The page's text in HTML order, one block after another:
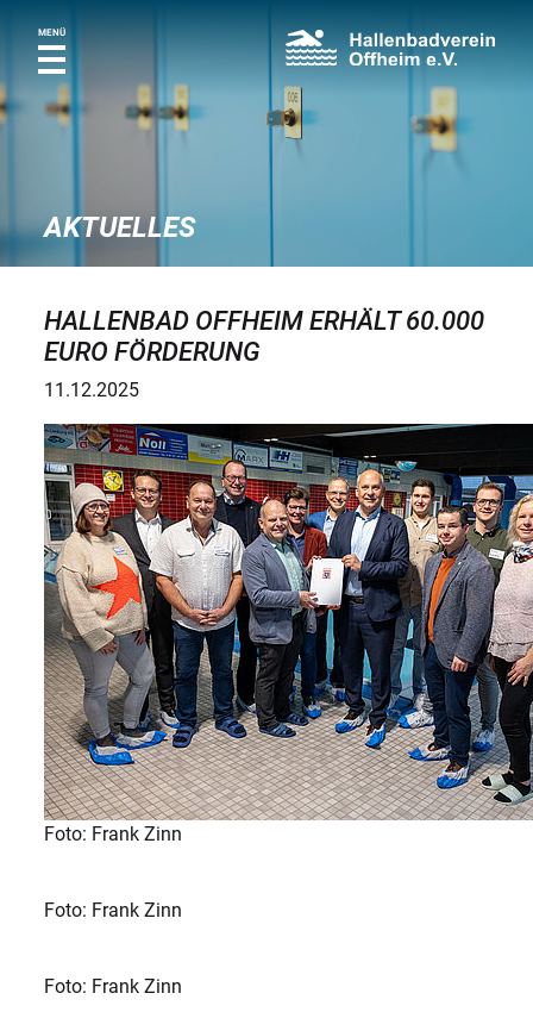
MENÜ
AKTUELLES
HALLENBAD OFFHEIM ERHÄLT 60.000
EURO FÖRDERUNG
11.12.2025
Foto: Frank Zinn
Foto: Frank Zinn
Foto: Frank Zinn